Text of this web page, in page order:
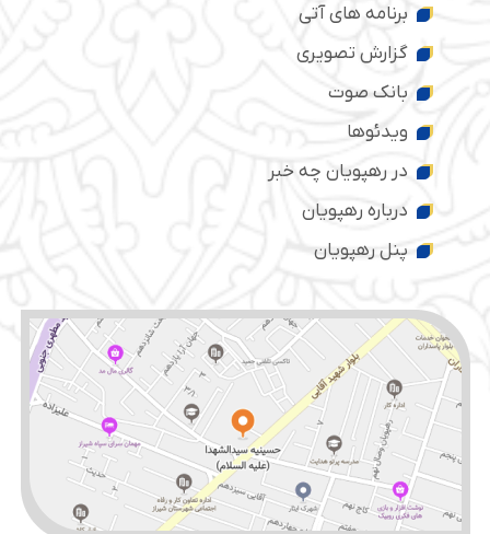
برنامه های آتی
گزارش تصویری
بانک صوت
ویدئوها
در رهپویان چه خبر
درباره رهپویان
پنل رهپویان